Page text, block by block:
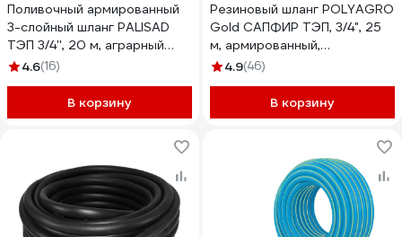
Поливочный армированный
3-слойный шланг PALISAD
ТЭП 3/4'', 20 м, аграрный
67112
4.6(16)
В корзину
Резиновый шланг POLYAGRO
Gold САПФИР ТЭП, 3/4", 25
м, армированный,
трёхслойный,
4.9(46)
В корзину